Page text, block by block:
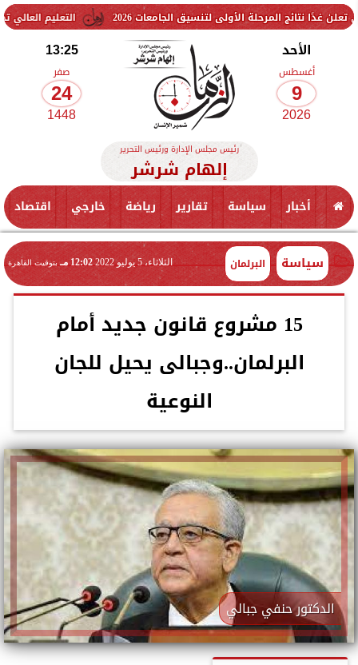
التعليم العالي تحذر من الكيانات الوهمية الأولى لتنسيق الجامعات 2026
الأحد
أغسطس
9
2026
13:25
صفر
24
1448
رئيس مجلس الإدارة ورئيس التحرير
إلهام شرشر
أخبار سياسة تقارير رياضة خارجي اقتصاد
سياسة البرلمان الثلاثاء، 5 يوليو 2022 12:02 مـ بتوقيت القاهرة
15 مشروع قانون جديد أمام
البرلمان..وجبالى يحيل للجان
النوعية
الدكتور حنفي جبالي